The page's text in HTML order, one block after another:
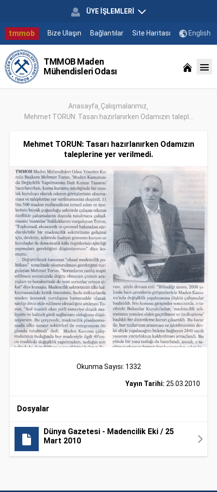
ÜYE İŞLEMLERİ
tmmob Bize Ulaşın Bağlantılar Site Haritası English
TMMOB Maden
Mühendisleri Odası
Anasayfa Çalışmalarımız
Mehmet TORUN: Tasarı hazırlanırken Odamızın talepl...
Mehmet TORUN: Tasarı hazırlanırken Odamızın
taleplerine yer verilmedi.
Okunma Sayısı: 1332
Yayın Tarihi: 25.03.2010
Dosyalar
Dünya Gazetesi - Madencilik Eki / 25
Mart 2010